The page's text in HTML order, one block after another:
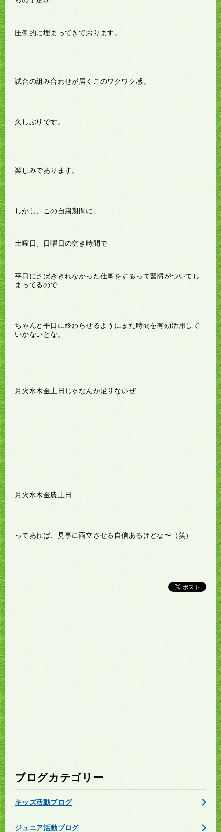
圧倒的に埋まってきております。
試合の組み合わせが届くこのワクワク感。
久しぶりです。
楽しみであります。
しかし、この自粛期間に、
土曜日、日曜日の空き時間で
平日にさばききれなかった仕事をするって習慣がついてし
まってるので
ちゃんと平日に終わらせるようにまた時間を有効活用して
いかないとな。
月火水木金土日じゃなんか足りないぜ
月火水木金農土日
ってあれば、見事に両立させる自信あるけどな〜（笑）
ブログカテゴリー
キッズ活動ブログ
ジュニア活動ブログ